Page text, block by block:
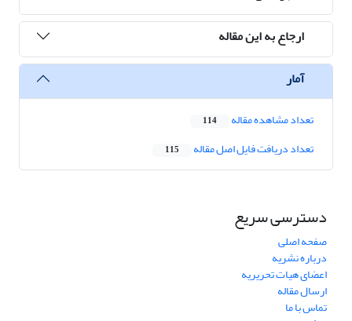
ارجاع به این مقاله
آمار
تعداد مشاهده مقاله 114
تعداد دریافت فایل اصل مقاله 115
دسترسی سریع
صفحه اصلی
درباره نشریه
اعضای هیات تحریریه
ارسال مقاله
تماس با ما